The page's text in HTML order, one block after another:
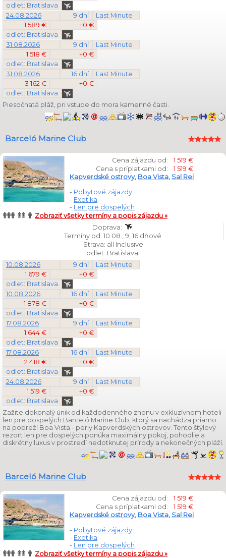
odlet: Bratislava
24.08.2026
9 dní
Last Minute
1 589 €
+0 €
odlet: Bratislava
31.08.2026
9 dní
Last Minute
1 518 €
+0 €
odlet: Bratislava
31.08.2026
16 dní
Last Minute
3 162 €
+0 €
odlet: Bratislava
Piesočnatá pláž, pri vstupe do mora kamenné časti.
Barceló Marine Club
Cena zájazdu od:
1 519 €
Cena s príplatkami od:
1 519 €
Kapverdské ostrovy, Boa Vista, Sal Rei
- Pobytové zájazdy
- Exotika
- Len pre dospelých
Zobraziť všetky termíny a popis zájazdu »
Doprava:
Termíny od: 10.08., 9, 16 dňové
Strava: all Inclusive
odlet: Bratislava
10.08.2026
9 dní
Last Minute
1 679 €
+0 €
odlet: Bratislava
10.08.2026
16 dní
Last Minute
1 878 €
+0 €
odlet: Bratislava
17.08.2026
9 dní
Last Minute
1 644 €
+0 €
odlet: Bratislava
17.08.2026
16 dní
Last Minute
2 418 €
+0 €
odlet: Bratislava
24.08.2026
9 dní
Last Minute
1 519 €
+0 €
odlet: Bratislava
Zažite dokonalý únik od každodenného zhonu v exkluzívnom hoteli
len pre dospelých Barceló Marine Club, ktorý sa nachádza priamo
na pobreží Boa Vista - perly Kapverdských ostrovov. Tento štýlový
rezort len pre dospelých ponúka maximálny pokoj, pohodlie a
diskrétny luxus v prostredí nedotknutej prírody a nekonečných pláží.
Barceló Marine Club
Cena zájazdu od:
1 519 €
Cena s príplatkami od:
1 519 €
Kapverdské ostrovy, Boa Vista, Sal Rei
- Pobytové zájazdy
- Exotika
- Len pre dospelých
Zobraziť všetky termíny a popis zájazdu »